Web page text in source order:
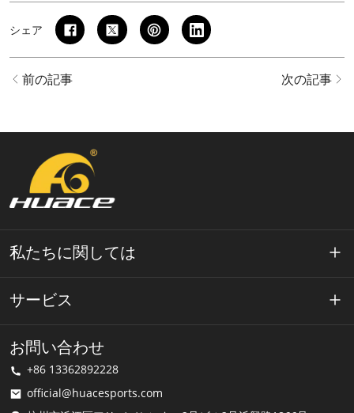
シェア
前の記事 次の記事
私たちに関しては
ワエースについて
解決
サービス
プライバシーポリシー
利用規約
お問い合わせ
+86 13362892228
official@huacesports.com